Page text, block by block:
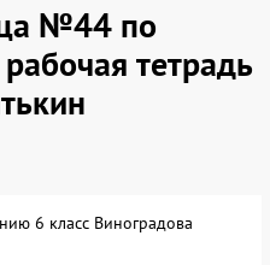
№44 по
тетрадь
6 класс Виноградова